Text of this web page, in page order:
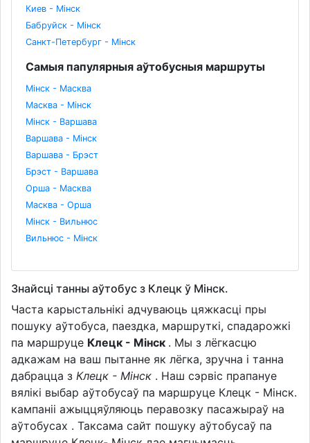
Киев - Мінск
Бабруйск - Мінск
Санкт-Петербург - Мінск
Самыя папулярныя аўтобусныя маршруты
Мінск - Масква
Масква - Мінск
Мінск - Варшава
Варшава - Мінск
Варшава - Брэст
Брэст - Варшава
Орша - Масква
Масква - Орша
Мінск - Вильнюс
Вильнюс - Мінск
Знайсці танны аўтобус з Клецк ў Мінск.
Часта карыстальнікі адчуваюць цяжкасці пры
пошуку аўтобуса, паездка, маршруткі, спадарожкі
па маршруце Клецк - Мінск . Мы з лёгкасцю
адкажам на ваш пытанне як лёгка, зручна і танна
дабрацца з Клецк - Мінск . Наш сэрвіс прапануе
вялікі выбар аўтобусаў па маршруце Клецк - Мінск.
кампаніі ажыццяўляюць перавозку пасажыраў на
аўтобусах . Таксама сайт пошуку аўтобусаў па